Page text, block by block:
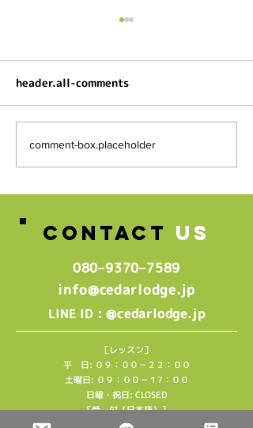
スタッフ募集のお知らせ♪
header.all-comments
comment-box.placeholder
CONTACT US
080–9370–7589‬
info@cedarlodge.jp
LINE ID : @cedarlodge.jp
［レッスン］
平 日: ０９：００－２２：００
土曜日: ０９：００－１7：００
日曜・祝日: CLOSED
［受 付（日本語）］
平 日：１３：００ー１８：００